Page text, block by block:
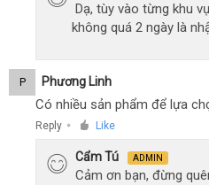
Dạ, tùy vào từng khu
không quá 2 ngày là
P Phương Linh
Có nhiều sản phẩm để lựa
Reply ● Like
Cẩm Tú ADMIN
Cảm ơn bạn, đừng